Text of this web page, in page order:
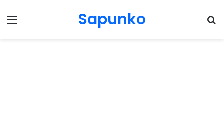
Menu Sapunko